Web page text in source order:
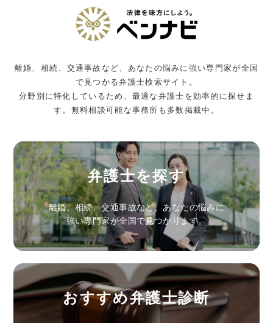
離婚、相続、交通事故など、あなたの悩みに強い専門家が全国
で見つかる弁護士検索サイト。
分野別に特化しているため、最適な弁護士を効率的に探せま
す。無料相談可能な事務所も多数掲載中。
弁護士を探す
離婚、相続、交通事故など、あなたの悩みに
強い専門家が全国で見つかります。
おすすめ弁護士診断